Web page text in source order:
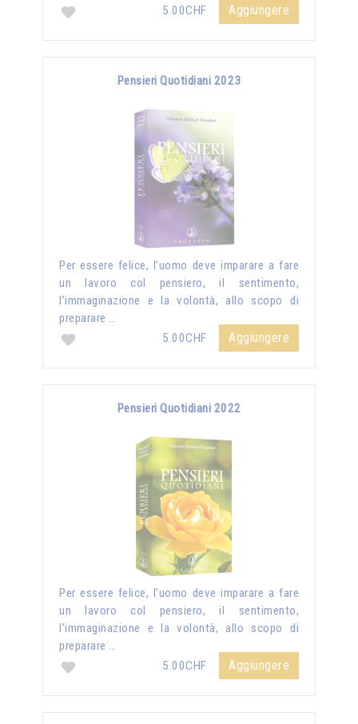
5.00CHF Aggiungere
Pensieri Quotidiani 2023
Per essere felice, l’uomo deve imparare a fare
un lavoro col pensiero, il sentimento,
l’immaginazione e la volontà, allo scopo di
preparare …
5.00CHF
Aggiungere
Pensieri Quotidiani 2022
Per essere felice, l’uomo deve imparare a fare
un lavoro col pensiero, il sentimento,
l’immaginazione e la volontà, allo scopo di
preparare …
5.00CHF
Aggiungere